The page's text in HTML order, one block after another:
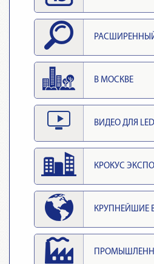
В МОСКВЕ
ВИДЕО ДЛЯ
КРОКУС ЭКСПО
КРУПНЕЙШИЕ